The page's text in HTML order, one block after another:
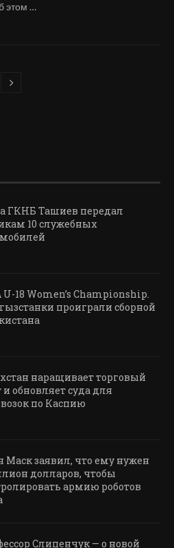
этом …
ГКНБ Ташиев передал
10 служебных
U-18 Women’s Championship.
проиграли сборной
наращивает торговый
и обновляет суда для
по Каспию
Маск заявил, что ему нужен
долларов, чтобы
армию роботов
Слипенчук — о новой